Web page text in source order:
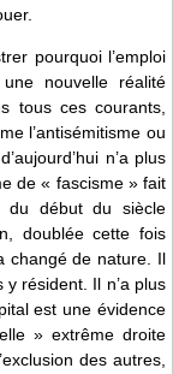
pourquoi l’emploi
nouvelle réalité
tous ces courants,
l’antisémitisme ou
n’a plus
de « fascisme » fait
du début du siècle
doublée cette fois
changé de nature. Il
résident. Il n’a plus
est une évidence
» extrême droite
des autres,